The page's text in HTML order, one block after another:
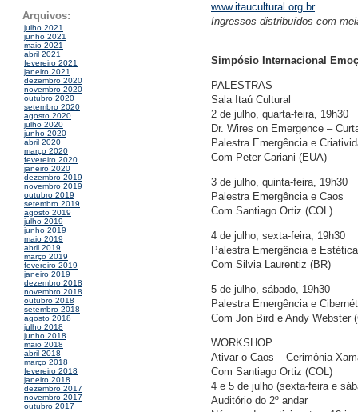
Arquivos:
julho 2021
junho 2021
maio 2021
abril 2021
fevereiro 2021
janeiro 2021
dezembro 2020
novembro 2020
outubro 2020
setembro 2020
agosto 2020
julho 2020
junho 2020
abril 2020
março 2020
fevereiro 2020
janeiro 2020
dezembro 2019
novembro 2019
outubro 2019
setembro 2019
agosto 2019
julho 2019
junho 2019
maio 2019
abril 2019
março 2019
fevereiro 2019
janeiro 2019
dezembro 2018
novembro 2018
outubro 2018
setembro 2018
agosto 2018
julho 2018
junho 2018
maio 2018
abril 2018
março 2018
fevereiro 2018
janeiro 2018
dezembro 2017
novembro 2017
outubro 2017
www.itaucultural.org.br
Ingressos distribuídos com
Simpósio Internacional
PALESTRAS
Sala Itaú Cultural
2 de julho, quarta-feira, 19h30
Dr. Wires on Emergence –
Palestra Emergência e
Com Peter Cariani (EUA)
3 de julho, quinta-feira, 19h30
Palestra Emergência e Caos
Com Santiago Ortiz (COL)
4 de julho, sexta-feira, 19h30
Palestra Emergência e Estética
Com Silvia Laurentiz (BR)
5 de julho, sábado, 19h30
Palestra Emergência e
Com Jon Bird e Andy Webster
WORKSHOP
Ativar o Caos – Cerimônia
Com Santiago Ortiz (COL)
4 e 5 de julho (sexta-feira e
Auditório do 2º andar